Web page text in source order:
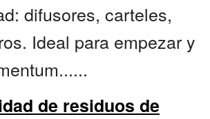
difusores, carteles,
Ideal para empezar y
de residuos de